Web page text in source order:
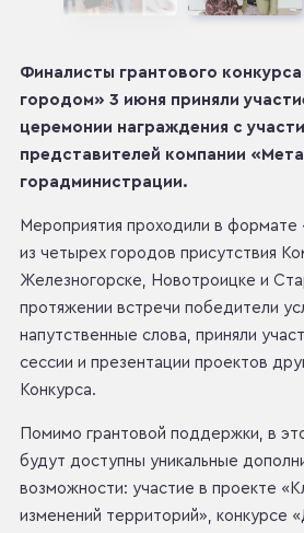
Финалисты грантового
городом» 3 июня приняли
церемонии награждения с
представителей компании
горадминистрации.
Мероприятия проходили в формате
из четырех городов присутствия
Железногорске, Новотроицке и
протяжении встречи победители
напутственные слова, приняли
сессии и презентации проектов
Конкурса.
Помимо грантовой поддержки, в
будут доступны уникальные
возможности: участие в проекте
изменений территорий», конкурсе